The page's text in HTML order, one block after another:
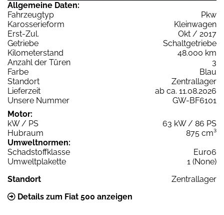
Allgemeine Daten:
Fahrzeugtyp
Pkw
Karosserieform
Kleinwagen
Erst-Zul.
Okt / 2017
Getriebe
Schaltgetriebe
Kilometerstand
48.000 km
Anzahl der Türen
3
Farbe
Blau
Standort
Zentrallager
Lieferzeit
ab ca. 11.08.2026
Unsere Nummer
GW-BF6101
Motor:
kW / PS
63 kW / 86 PS
Hubraum
875 cm³
Umweltnormen:
Schadstoffklasse
Euro6
Umweltplakette
1 (None)
Standort
Zentrallager
Details zum Fiat 500 anzeigen